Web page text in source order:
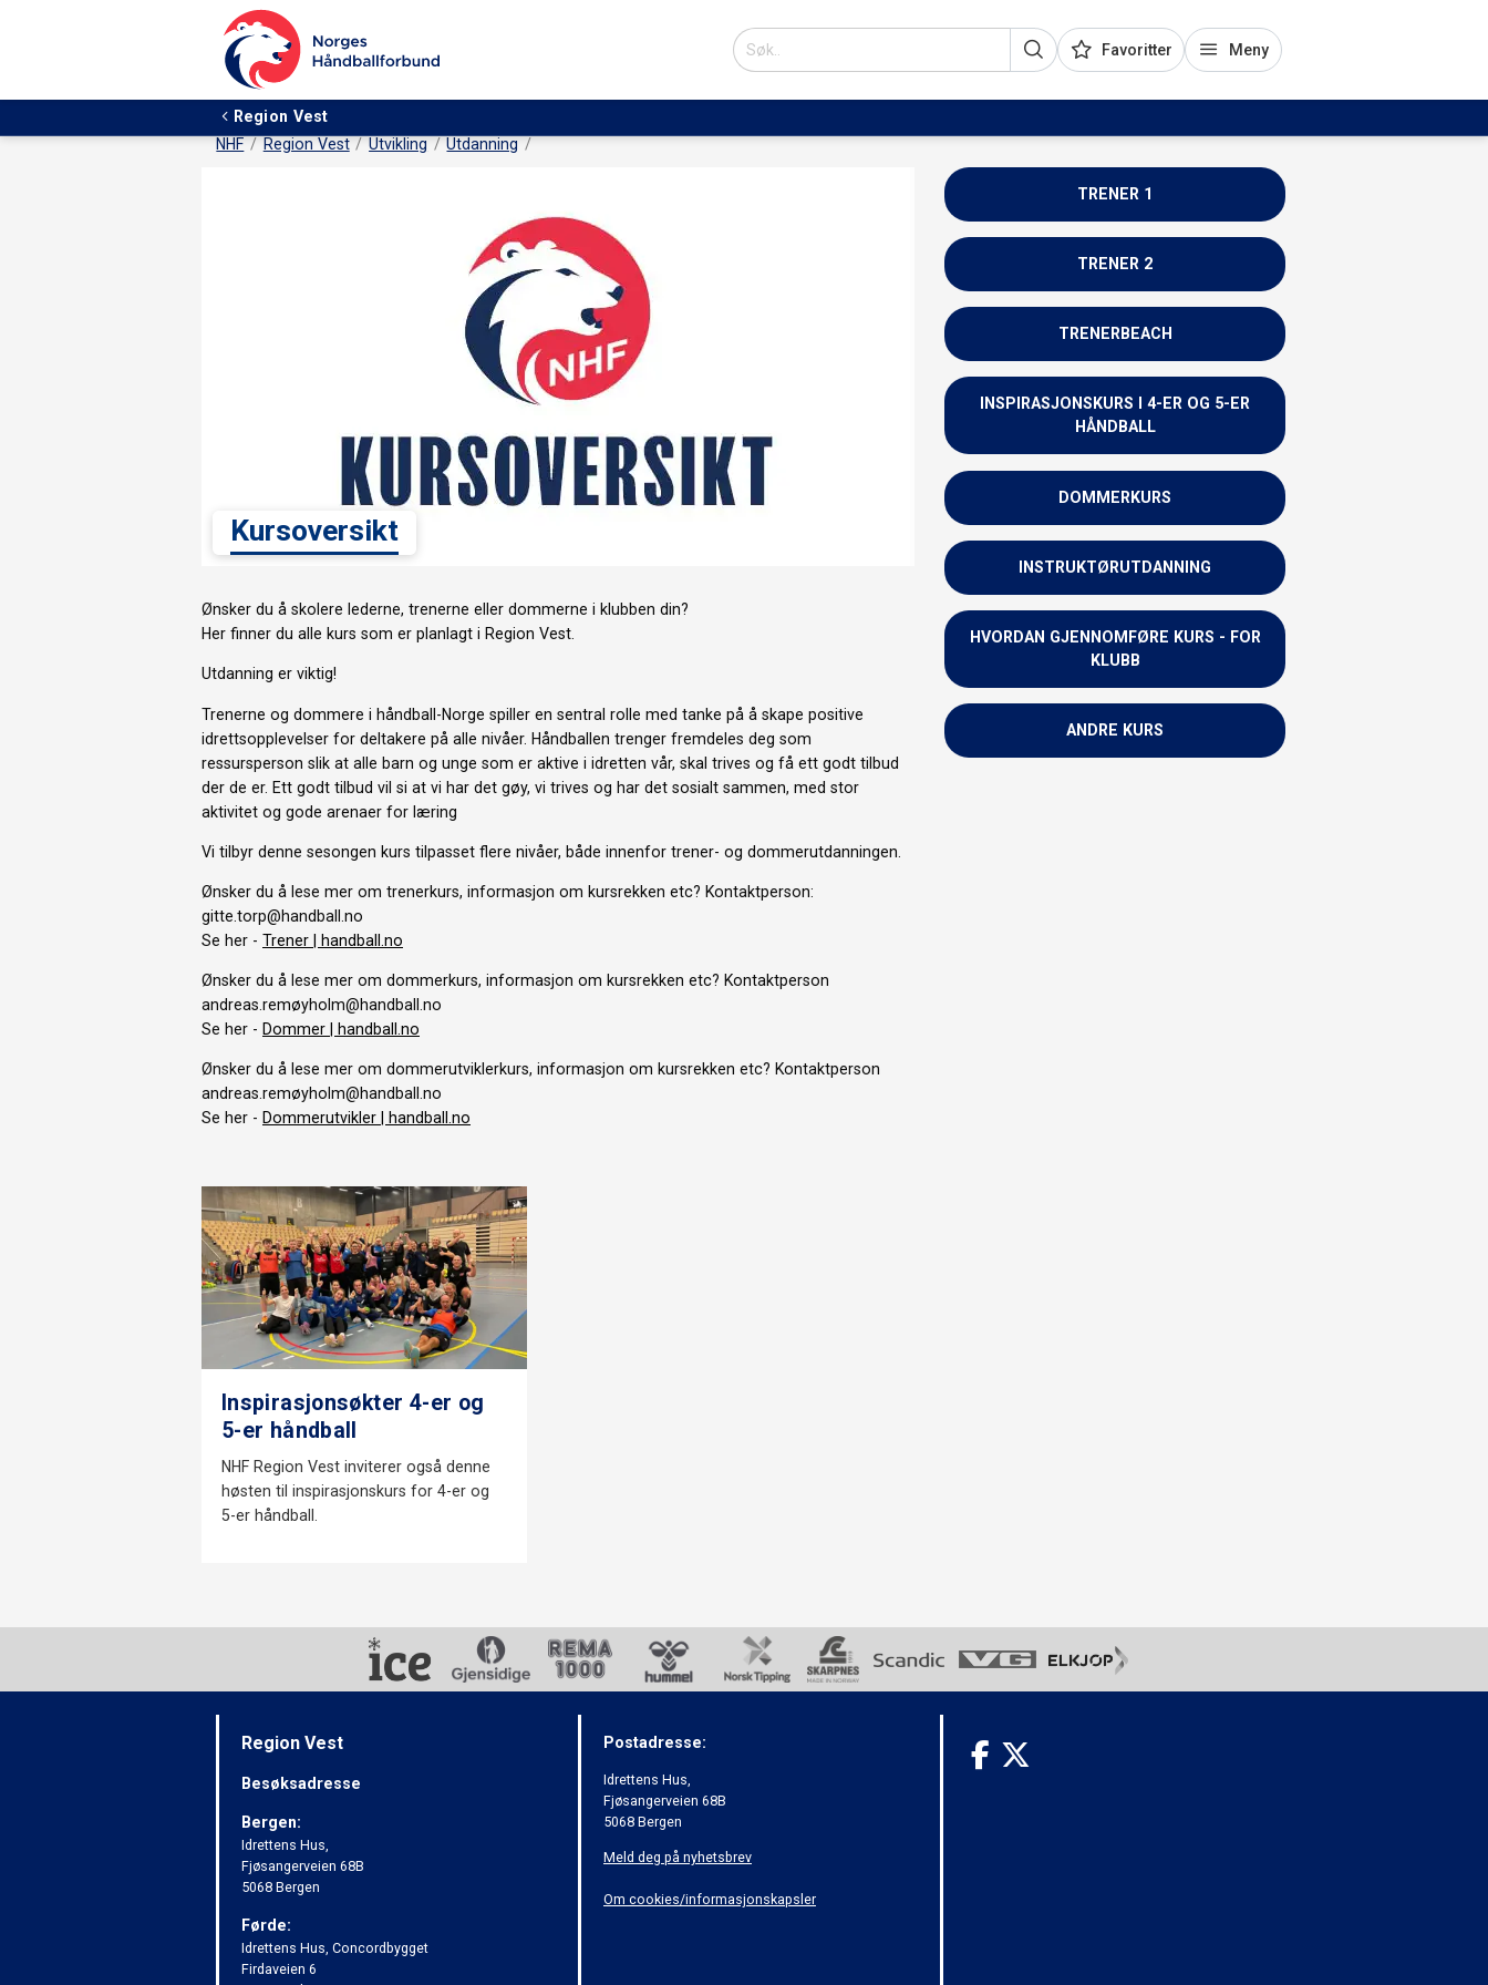
Favoritter Meny
Region Vest
NHF
Region Vest Utvikling Utdanning
Kursoversikt
Ønsker du å skolere lederne, trenerne eller dommerne i klubben din?
Her finner du alle kurs som er planlagt i Region Vest.
Utdanning er viktig!
Trenerne og dommere i håndball-Norge spiller en sentral rolle med tanke på å skape positive
idrettsopplevelser for deltakere på alle nivåer. Håndballen trenger fremdeles deg som
ressursperson slik at alle barn og unge som er aktive i idretten vår, skal trives og få ett godt tilbud
der de er. Ett godt tilbud vil si at vi har det gøy, vi trives og har det sosialt sammen, med stor
aktivitet og gode arenaer for læring
Vi tilbyr denne sesongen kurs tilpasset flere nivåer, både innenfor trener- og dommerutdanningen.
Ønsker du å lese mer om trenerkurs, informasjon om kursrekken etc? Kontaktperson:
gitte.torp@handball.no
Se her - Trener | handball.no
Ønsker du å lese mer om dommerkurs, informasjon om kursrekken etc? Kontaktperson
andreas.remøyholm@handball.no
Se her - Dommer | handball.no
Ønsker du å lese mer om dommerutviklerkurs, informasjon om kursrekken etc? Kontaktperson
andreas.remøyholm@handball.no
Se her - Dommerutvikler | handball.no
Inspirasjonsøkter 4-er og
5-er håndball
NHF Region Vest inviterer også denne
høsten til inspirasjonskurs for 4-er og
5-er håndball.
TRENER 1
TRENER 2
TRENERBEACH
INSPIRASJONSKURS I 4-ER OG 5-ER
HÅNDBALL
DOMMERKURS
INSTRUKTØRUTDANNING
HVORDAN GJENNOMFØRE KURS - FOR
KLUBB
ANDRE KURS
Region Vest
Besøksadresse
Bergen:
Idrettens Hus,
Fjøsangerveien 68B
5068 Bergen
Førde:
Idrettens Hus, Concordbygget
Firdaveien 6
Postadresse:
Idrettens Hus,
Fjøsangerveien 68B
5068 Bergen
Meld deg på nyhetsbrev
Om cookies/informasjonskapsler